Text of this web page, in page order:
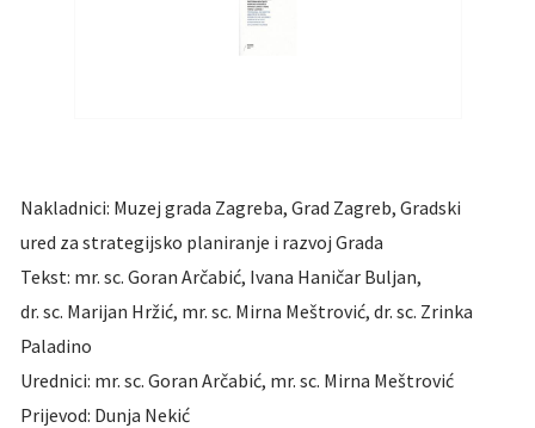
Nakladnici: Muzej grada Zagreba, Grad Zagreb, Gradski
ured za strategijsko planiranje i razvoj Grada
Tekst: mr. sc. Goran Arčabić, Ivana Haničar Buljan,
dr. sc. Marijan Hržić, mr. sc. Mirna Meštrović, dr. sc. Zrinka
Paladino
Urednici: mr. sc. Goran Arčabić, mr. sc. Mirna Meštrović
Prijevod: Dunja Nekić